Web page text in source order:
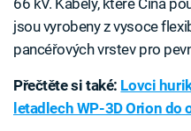
66 kV. Kabely, které Čína
jsou vyrobeny z vysoce
pancéřových vrstev pro
Přečtěte si také: Lovci
letadlech WP-3D Orion do